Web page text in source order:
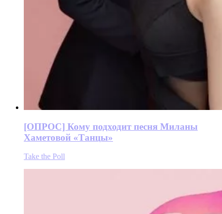
[ОПРОС] Кому подходит песня Миланы
Хаметовой «Танцы»
Take the Poll